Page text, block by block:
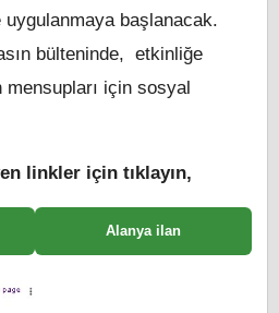
uygulanmaya başlanacak.
bülteninde, etkinliğe
mensupları için sosyal
linkler için tıklayın,
Alanya ilan